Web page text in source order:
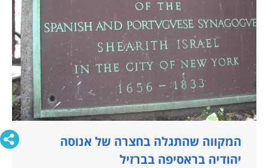
המקווה שהתגלה בחצרה של אנוסה
יהודיה בראסיפה בברזיל